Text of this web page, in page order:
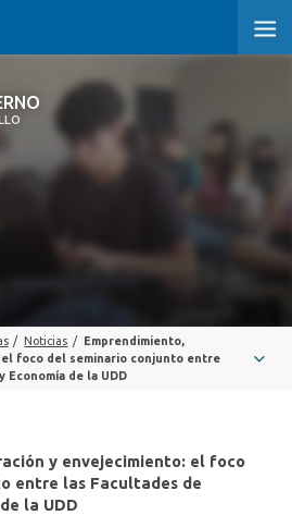
/ Noticias /
Emprendimiento,
foco del seminario conjunto entre
Economía de la UDD
y envejecimiento: el foco
entre las Facultades de
la UDD